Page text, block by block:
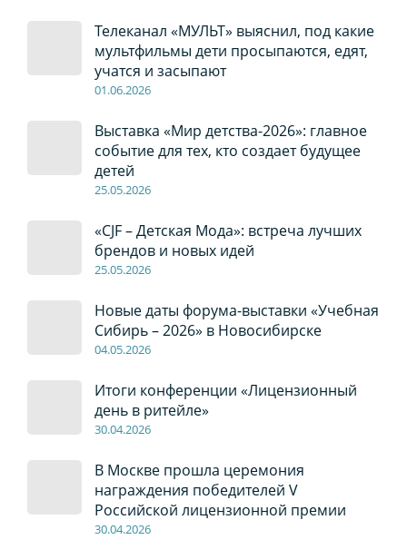
Телеканал «МУЛЬТ» выяснил, под какие
мультфильмы дети просыпаются, едят,
учатся и засыпают
01.06.2026
Выставка «Мир детства-2026»: главное
событие для тех, кто создает будущее
детей
25.05.2026
«CJF – Детская Мода»: встреча лучших
брендов и новых идей
25.05.2026
Новые даты форума-выставки «Учебная
Сибирь – 2026» в Новосибирске
04.05.2026
Итоги конференции «Лицензионный
день в ритейле»
30.04.2026
В Москве прошла церемония
награждения победителей V
Российской лицензионной премии
30.04.2026